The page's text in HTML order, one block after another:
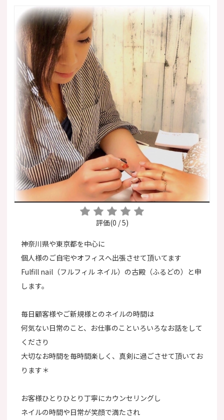
評価(0 / 5)
神奈川県や東京都を中心に
個人様のご自宅やオフィスへ出張させて頂いてます
Fulfill nail（フルフィル ネイル）の古殿（ふるどの）と申
します。
毎日顧客様やご新規様とのネイルの時間は
何気ない日常のこと、お仕事のこといろいろなお話をして
くださり
大切なお時間を毎時間楽しく、真剣に過ごさせて頂いてお
ります＊
お客様ひとりひとり丁寧にカウンセリングし
ネイルの時間や日常が笑顔で満たされ